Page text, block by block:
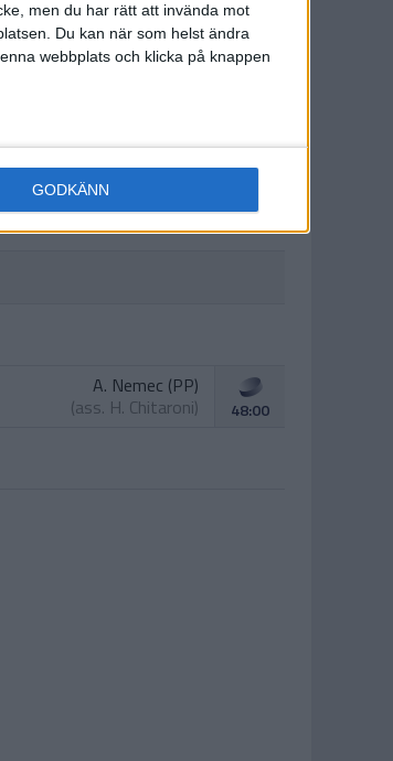
men du har rätt att invända mot
Du kan när som helst ändra
webbplats och klicka på knappen
GODKÄNN
D. Berehowsky (PP)
(ass.A. Nemec,J. Lemieux) 5:00
A. Nemec (PP)
(ass. H. Chitaroni) 48:00